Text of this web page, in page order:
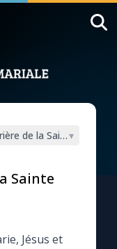
de la Sainte Famille
▾
Sainte
Jésus et